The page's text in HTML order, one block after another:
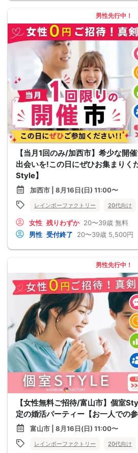
男性先行中！
【当月1回のみ/加西市】希少な開
出会いを!この日にぜひお集まりく
Style】
加西市 | 8月16日(日) 11:00〜
レインボーファクトリー 20代向け
女性 残りわずか 20〜39歳 無料
男性 受付終了 20〜39歳 5,500円
男性先行中！
【女性無料ご招待/富山市】個室
定の婚活パーティー【お一人での
富山市 | 8月16日(日) 11:00〜
レインボーファクトリー 20代向け